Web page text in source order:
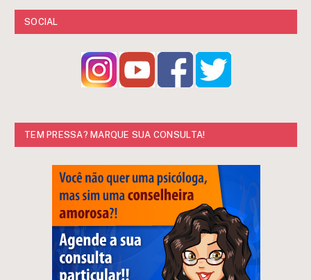
SOCIAL
TEM PRESSA? MARQUE SUA CONSULTA!